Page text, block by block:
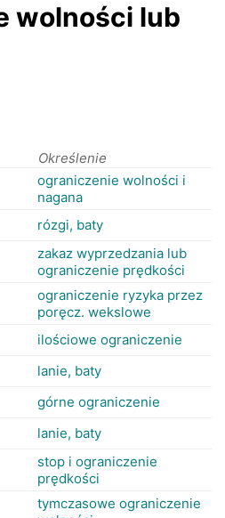
RANKINGI
wolności lub
Określenie
ograniczenie wolności i
nagana
rózgi, baty
zakaz wyprzedzania lub
ograniczenie prędkości
ograniczenie ryzyka przez
poręcz. wekslowe
ilościowe ograniczenie
lanie, baty
górne ograniczenie
lanie, baty
stop i ograniczenie
prędkości
tymczasowe ograniczenie